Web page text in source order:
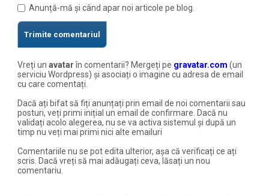
Anunță-mă și când apar noi articole pe blog.
Vreți unavatarîn comentarii? Mergeți pe gravatar.com (un
serviciu Wordpress) și asociați o imagine cu adresa de email
cu care comentați.
Dacă ați bifat să fiți anunțați prin email de noi comentarii sau
posturi, veți primi inițial un email de confirmare. Dacă nu
validați acolo alegerea, nu se va activa sistemul și după un
timp nu veți mai primi nici alte emailuri
Comentariile nu se pot edita ulterior, așa că verificați ce ați
scris. Dacă vreți să mai adăugați ceva, lăsați un nou
comentariu.